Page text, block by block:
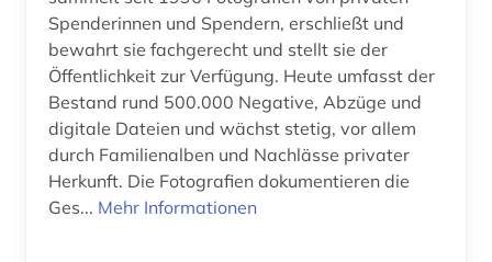
geschichte 1920-1950 (1)
grafik (3)
grafikdesign (4)
graphik (2)
hamburg (1)
Spenderinnen und Spendern, erschließt und
bewahrt sie fachgerecht und stellt sie der
Öffentlichkeit zur Verfügung. Heute umfasst der
Bestand rund 500.000 Negative, Abzüge und
digitale Dateien und wächst stetig, vor allem
durch Familienalben und Nachlässe privater
Herkunft. Die Fotografien dokumentieren die
Ges... Mehr Informationen